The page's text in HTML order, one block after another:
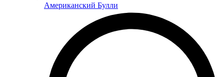
Американский Булли